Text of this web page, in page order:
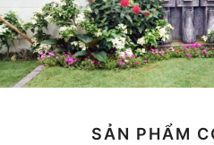
SẢN PHẨM